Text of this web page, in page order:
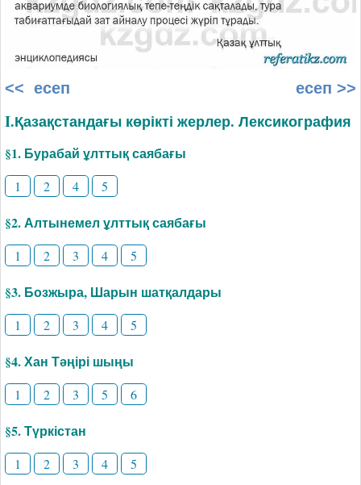
<< есеп есеп >>
I.Қазақстандағы көрікті жерлер. Лексикография
§1. Бурабай ұлттық саябағы
1 2 4 5
§2. Алтынемел ұлттық саябағы
1 2 3 4 5
§3. Бозжыра, Шарын шатқалдары
1 2 3 4 5
§4. Хан Тәңірі шыңы
1 2 3 5 6
§5. Түркістан
1 2 3 4 5